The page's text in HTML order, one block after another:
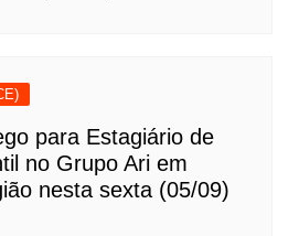
para Estagiário de
no Grupo Ari em
nesta sexta (05/09)